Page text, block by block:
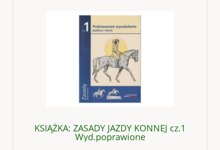
KSIĄŻKA: ZASADY JAZDY KONNEJ cz.1
Wyd.poprawione